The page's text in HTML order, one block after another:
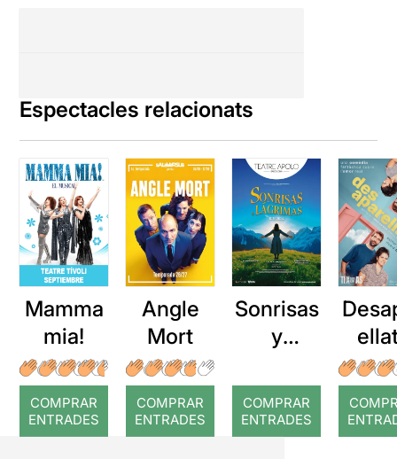
Espectacles relacionats
Mamma
mia!
COMPRAR
ENTRADES
Angle
Mort
COMPRAR
ENTRADES
Sonrisas
y
COMPRAR
ENTRADES